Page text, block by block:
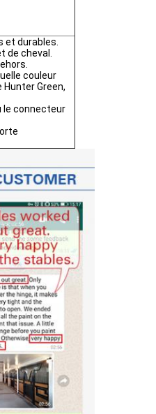
durables.
cheval.
couleur
Green,
le connecteur